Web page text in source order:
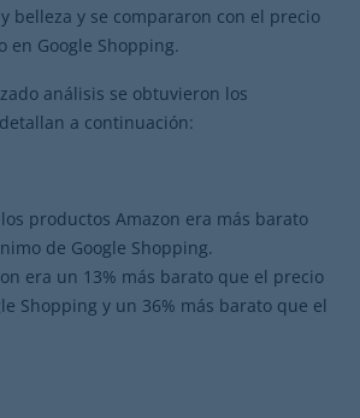
belleza y se compararon con el precio
en Google Shopping.
análisis se obtuvieron los
a continuación:
productos Amazon era más barato
de Google Shopping.
era un 13% más barato que el precio
Shopping y un 36% más barato que el